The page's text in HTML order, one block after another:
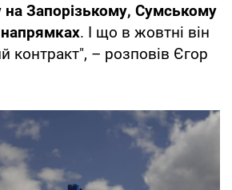
на Запорізькому, Сумському
. І що в жовтні він
контракт", – розповів Єгор